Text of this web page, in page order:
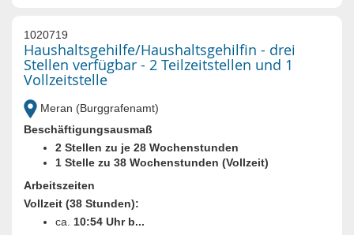
1020719
Haushaltsgehilfe/Haushaltsgehilfin - drei
Stellen verfügbar - 2 Teilzeitstellen und 1
Vollzeitstelle
Meran (Burggrafenamt)
Beschäftigungsausmaß
2 Stellen zu je 28 Wochenstunden
1 Stelle zu 38 Wochenstunden (Vollzeit)
Arbeitszeiten
Vollzeit (38 Stunden):
ca. 10:54 Uhr b...